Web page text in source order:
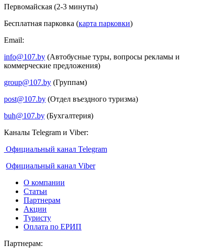
Первомайская (2-3 минуты)
Бесплатная парковка (карта парковки)
Email:
info@107.by (Автобусные туры, вопросы рекламы и
коммерческие предложения)
group@107.by (Группам)
post@107.by (Отдел въездного туризма)
buh@107.by (Бухгалтерия)
Каналы Telegram и Viber:
Официальный канал Telegram
Официальный канал Viber
О компании
Статьи
Партнерам
Акции
Туристу
Оплата по ЕРИП
Партнерам: